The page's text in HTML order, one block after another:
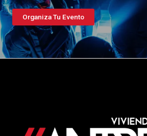
Organiza Tu Evento